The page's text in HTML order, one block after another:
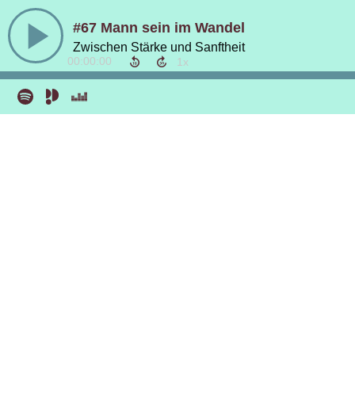
#67 Mann sein im Wandel
Zwischen Stärke und Sanftheit
00:00:00